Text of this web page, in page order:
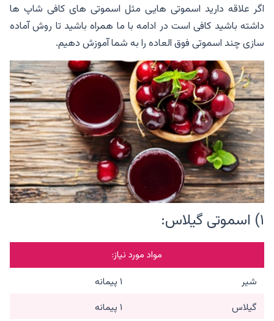
اگر علاقه دارید اسموتی هایی مثل اسموتی های کافی شاپ ها
داشته باشید کافی است در ادامه با ما همراه باشید تا روش آماده
سازی چند اسموتی فوق العاده را به شما آموزش دهیم.
۱) اسموتی گیلاس:
مواد مورد نیاز:
شیر
۱ پیمانه
گیلاس
۱ پیمانه